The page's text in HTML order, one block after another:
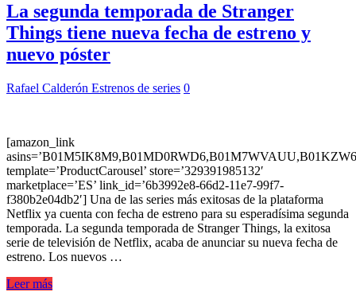
La segunda temporada de Stranger
Things tiene nueva fecha de estreno y
nuevo póster
Rafael Calderón Estrenos de series 0
[amazon_link
template=’ProductCarousel’ store=’329391985132′
marketplace=’ES’ link_id=’6b3992e8-66d2-11e7-99f7-
f380b2e04db2′] Una de las series más exitosas de la plataforma
Netflix ya cuenta con fecha de estreno para su esperadísima segunda
temporada. La segunda temporada de Stranger Things, la exitosa
serie de televisión de Netflix, acaba de anunciar su nueva fecha de
estreno. Los nuevos …
Leer más